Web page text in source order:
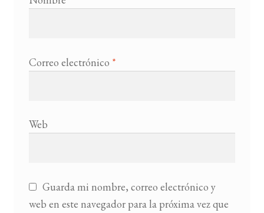
Correo electrónico *
Web
Guarda mi nombre, correo electrónico y
web en este navegador para la próxima vez que